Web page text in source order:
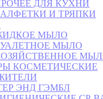
ДЛЯ КУХНИ
И ТРЯПКИ
МЫЛО
МЫЛО
КОСМЕТИЧЕСКИЕ
ЭНД ГЭМБЛ